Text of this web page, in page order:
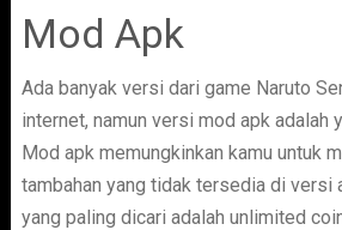
Mod Apk
Ada banyak versi dari game Naruto
internet, namun versi mod apk adalah
Mod apk memungkinkan kamu untuk
tambahan yang tidak tersedia di versi
yang paling dicari adalah unlimited